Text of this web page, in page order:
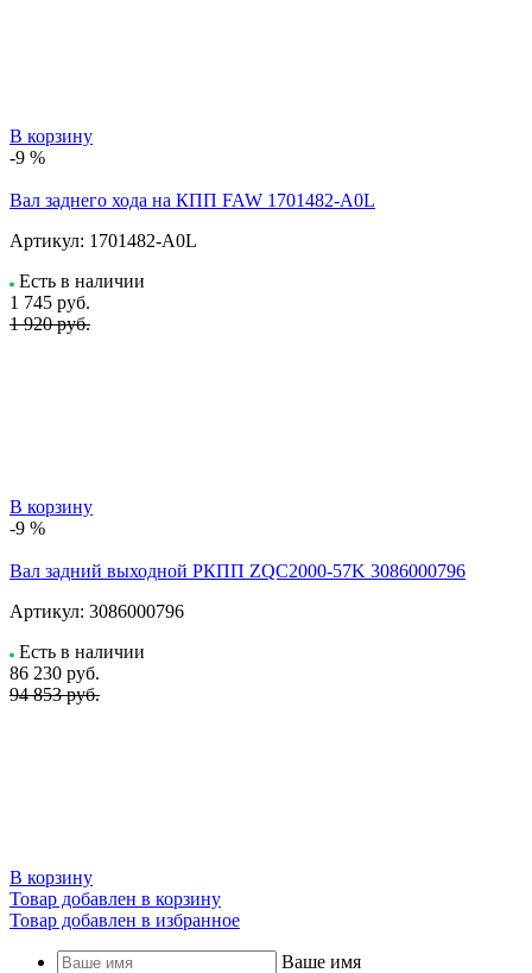
В корзину
-9 %
Вал заднего хода на КПП FAW 1701482-A0L
Артикул: 1701482-A0L
Есть в наличии
1 745 руб.
1 920 руб.
В корзину
-9 %
Вал задний выходной РКПП ZQC2000-57K 3086000796
Артикул: 3086000796
Есть в наличии
86 230 руб.
94 853 руб.
В корзину
Товар добавлен в корзину
Товар добавлен в избранное
Ваше имя